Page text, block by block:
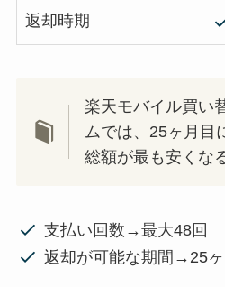
返却時期
楽天モバイル買い
ムでは、25ヶ月目
総額が最も安くな
支払い回数→最大48回
返却が可能な期間→25ヶ